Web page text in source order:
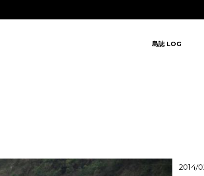
島誌 LOG
2014/